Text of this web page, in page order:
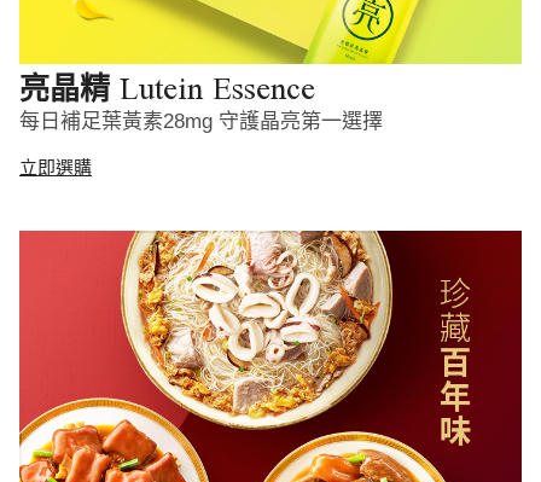
亮晶精 Lutein Essence
每日補足葉黃素28mg 守護晶亮第一選擇
立即選購